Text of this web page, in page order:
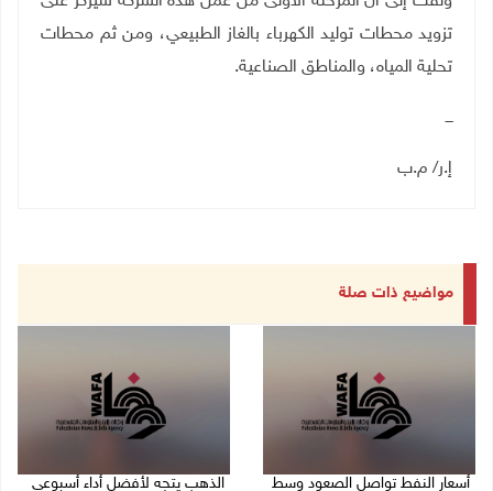
تزويد محطات توليد الكهرباء بالغاز الطبيعي، ومن ثم محطات
تحلية المياه، والمناطق الصناعية.
ـــ
إ.ر/ م.ب
مواضيع ذات صلة
أسعار النفط تواصل الصعود وسط
الذهب يتجه لأفضل أداء أسبوعي